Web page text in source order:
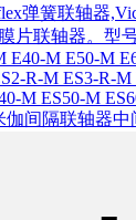
弹簧联轴器
片联轴器。型
E40-M E50-M
R-M ES3-R-
M ES50-M
间隔联轴器中